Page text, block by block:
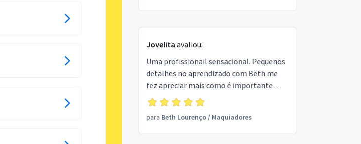
Jovelita avaliou:
Uma profissionail sensacional. Pequenos
detalhes no aprendizado com Beth me
fez apreciar mais como é importante
sabermos destacar algo que faz a
diferença em nossa autoestima. Passar
um batom tem segredos sim. Amei vc
Beth!
para Beth Lourenço/ Maquiadores